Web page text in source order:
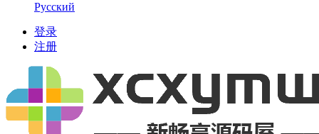
Русский
登录
注册